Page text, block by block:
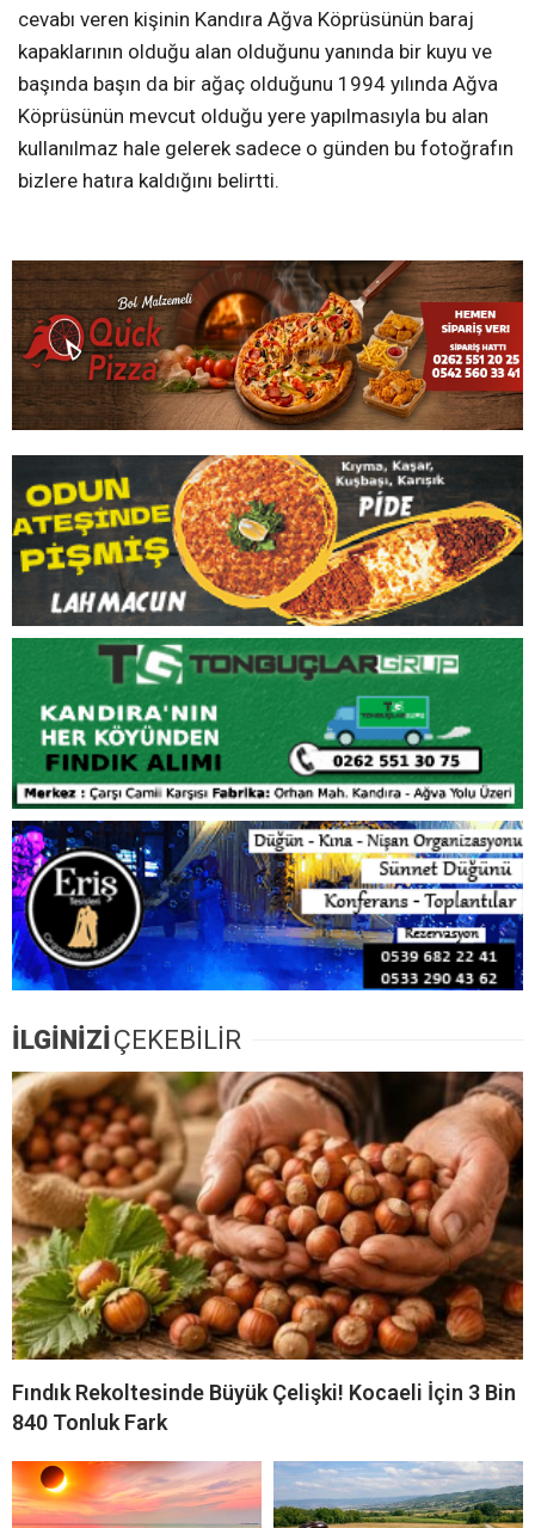
cevabı veren kişinin Kandıra Ağva Köprüsünün baraj
kapaklarının olduğu alan olduğunu yanında bir kuyu ve
başında başın da bir ağaç olduğunu 1994 yılında Ağva
Köprüsünün mevcut olduğu yere yapılmasıyla bu alan
kullanılmaz hale gelerek sadece o günden bu fotoğrafın
bizlere hatıra kaldığını belirtti.
İLGİNİZİ ÇEKEBİLİR
Fındık Rekoltesinde Büyük Çelişki! Kocaeli İçin 3 Bin
840 Tonluk Fark